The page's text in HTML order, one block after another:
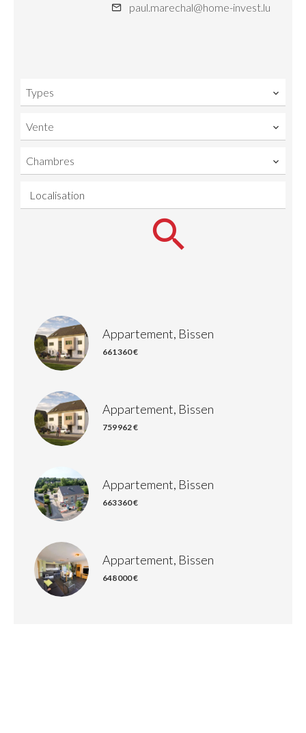
paul.marechal@home-invest.lu
Types
Vente
Chambres
Localisation
Appartement, Bissen
661 360 €
Appartement, Bissen
759 962 €
Appartement, Bissen
663 360 €
Appartement, Bissen
648 000 €